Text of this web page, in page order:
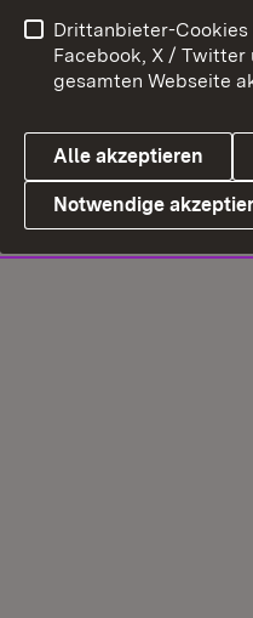
Drittanbieter-
Facebook, X /
gesamten Webseite
Alle akzeptieren
Notwendige